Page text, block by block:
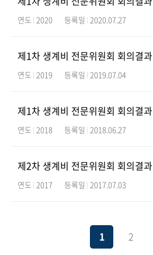
연도 2020 등록일 2020.07.27
제1차 생계비 전문위원회 회의결과
연도 2019 등록일 2019.07.04
제1차 생계비 전문위원회 회의결과
연도 2018 등록일 2018.06.27
제2차 생계비 전문위원회 회의결과
연도 2017 등록일 2017.07.03
1 2